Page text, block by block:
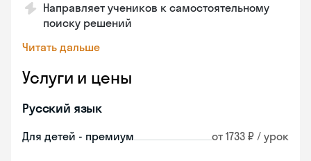
Направляет учеников к самостоятельному
поиску решений
Читать дальше
Услуги и цены
Русский язык
Для детей - премиум от 1733 ₽ / урок